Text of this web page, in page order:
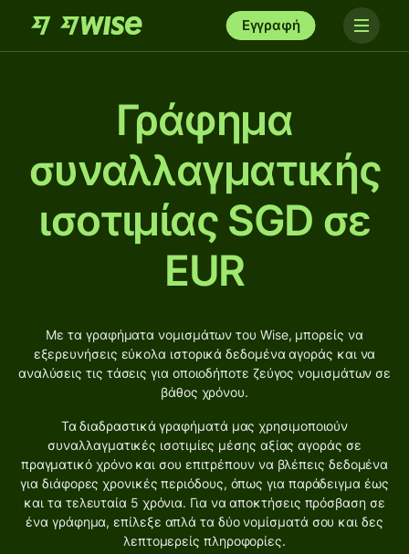
Εγγραφή
Γράφημα
συναλλαγματικής
ισοτιμίας SGD σε
EUR
Με τα γραφήματα νομισμάτων του Wise, μπορείς να
εξερευνήσεις εύκολα ιστορικά δεδομένα αγοράς και να
αναλύσεις τις τάσεις για οποιοδήποτε ζεύγος νομισμάτων σε
βάθος χρόνου.
Τα διαδραστικά γραφήματά μας χρησιμοποιούν
συναλλαγματικές ισοτιμίες μέσης αξίας αγοράς σε
πραγματικό χρόνο και σου επιτρέπουν να βλέπεις δεδομένα
για διάφορες χρονικές περιόδους, όπως για παράδειγμα έως
και τα τελευταία 5 χρόνια. Για να αποκτήσεις πρόσβαση σε
ένα γράφημα, επίλεξε απλά τα δύο νομίσματά σου και δες
λεπτομερείς πληροφορίες.